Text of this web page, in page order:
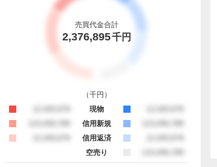
売買代金合計
2,376,895千円
（千円 ）
現物
信用新規
信用返済
空売り